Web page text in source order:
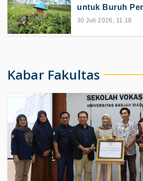
untuk Buruh
30 Juli 2026, 11.18
Kabar Fakultas